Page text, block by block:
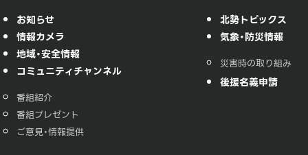
お知らせ
情報カメラ
地域・安全情報
コミュニティチャンネル
番組紹介
番組プレゼント
ご意見・情報提供
北勢トピックス
気象・防災情報
災害時の取り組み
後援名義申請